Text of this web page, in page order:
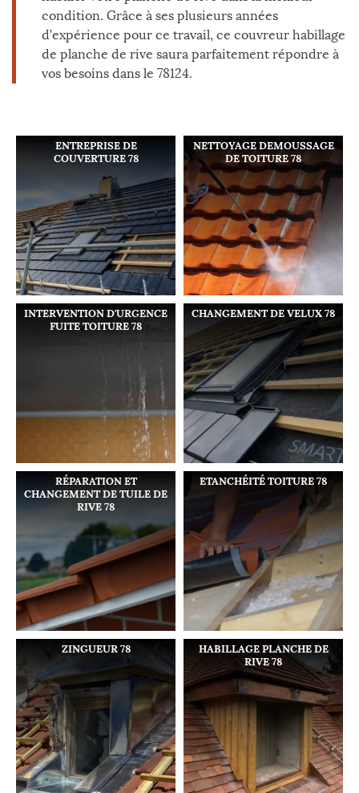
condition. Grâce à ses plusieurs années
d’expérience pour ce travail, ce couvreur habillage
de planche de rive saura parfaitement répondre à
vos besoins dans le 78124.
ENTREPRISE DE
COUVERTURE 78
NETTOYAGE DEMOUSSAGE
DE TOITURE 78
INTERVENTION D'URGENCE
FUITE TOITURE 78
CHANGEMENT DE VELUX 78
RÉPARATION ET
CHANGEMENT DE TUILE DE
RIVE 78
ETANCHÉITÉ TOITURE 78
ZINGUEUR 78
HABILLAGE PLANCHE DE
RIVE 78